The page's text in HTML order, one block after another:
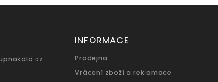
INFORMACE
Prodejna
Vrácení zboží a reklamace